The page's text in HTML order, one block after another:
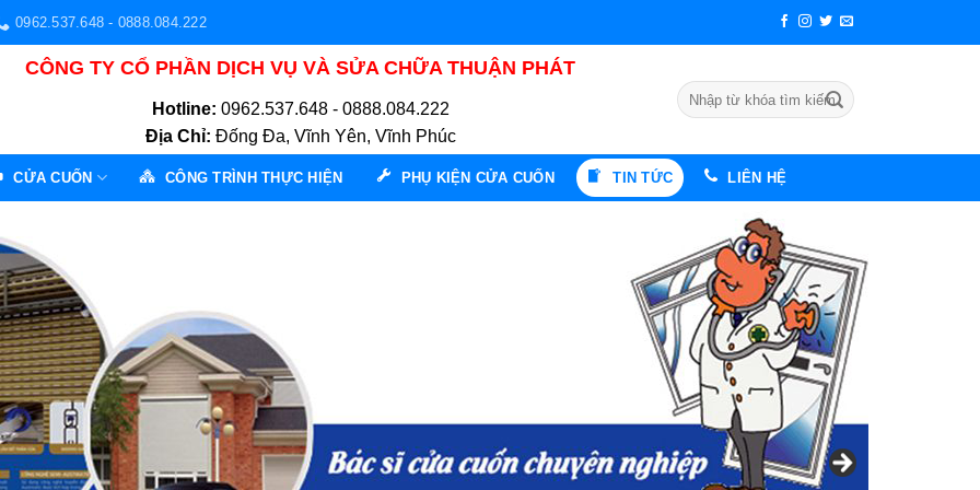
0962.537.648 - 0888.084.222
CÔNG TY CỔ PHẦN DỊCH VỤ VÀ SỬA CHỮA THUẬN PHÁT
Hotline: 0962.537.648 - 0888.084.222
Địa Chỉ: Đống Đa, Vĩnh Yên, Vĩnh Phúc
Tìm
kiếm:
CỬA CUỐN CÔNG TRÌNH THỰC HIỆN PHỤ KIỆN CỬA CUỐN TIN TỨC LIÊN HỆ